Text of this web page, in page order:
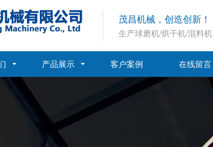
茂昌机械，创造创新！
生产球磨机/烘干机/混料机
产品展示 客户案例 在线留言